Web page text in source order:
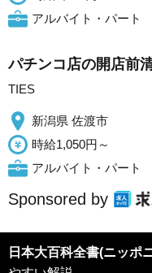
アルバイト・パート
パチンコ店の開店前
TIES
新潟県 佐渡市
時給1,050円～
アルバイト・パート
Sponsored by
日本大百科全書(ニッポ